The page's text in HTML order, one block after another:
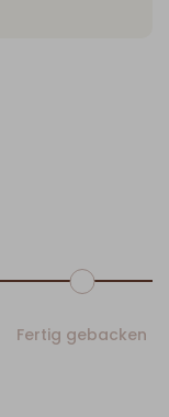
Fertig gebacken